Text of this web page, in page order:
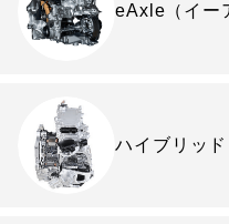
eAxle（イー
ハイブリッ